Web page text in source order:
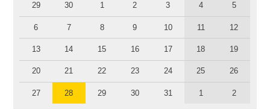
29 30 1 2 3 4 5
6 7 8 9 10 11 12
13 14 15 16 17 18 19
20 21 22 23 24 25 26
27 28 29 30 31 1 2